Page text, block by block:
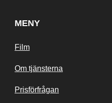
MENY
Film
Om tjänsterna
Prisförfrågan